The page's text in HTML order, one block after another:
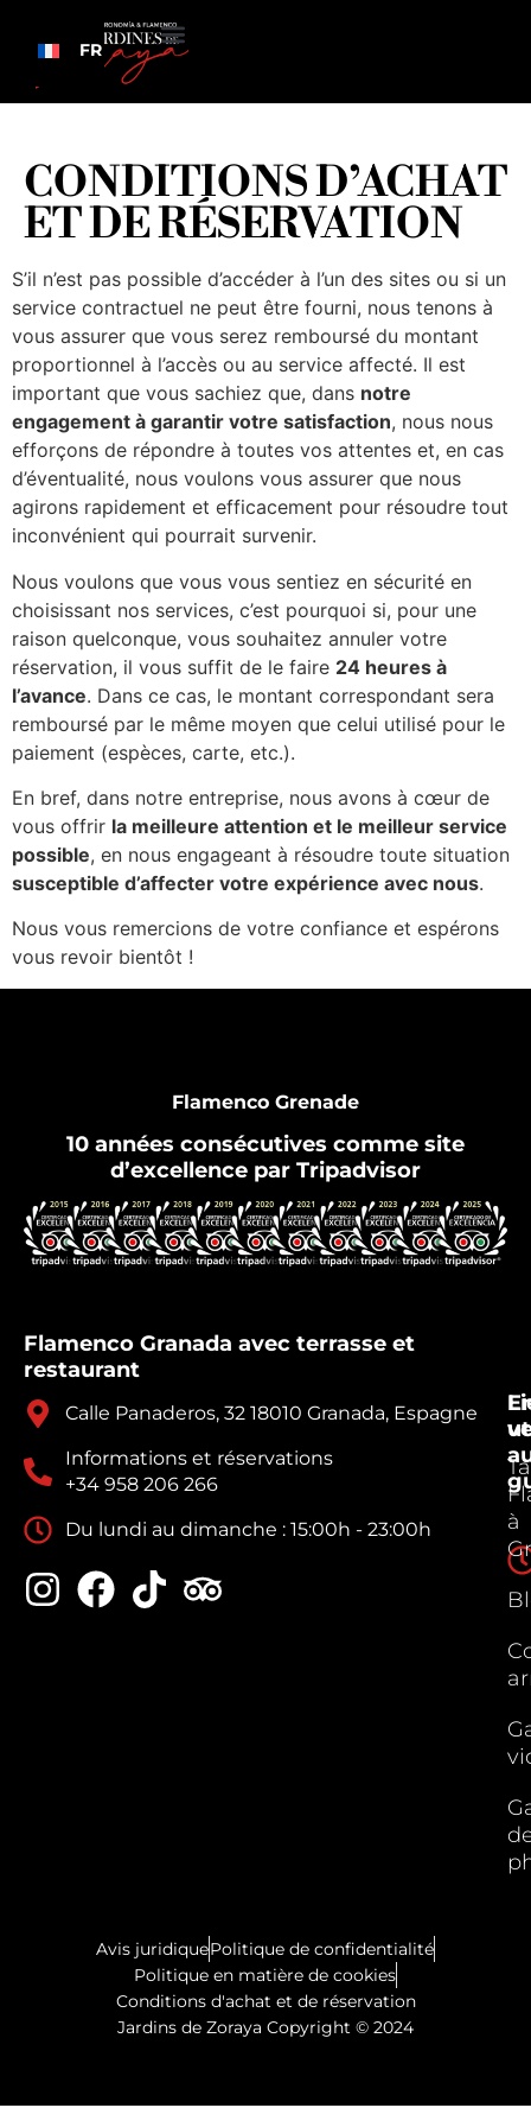
FR
CONDITIONS D’ACHAT
ET DE RÉSERVATION
S’il n’est pas possible d’accéder à l’un des sites ou si un
service contractuel ne peut être fourni, nous tenons à
vous assurer que vous serez remboursé du montant
proportionnel à l’accès ou au service affecté. Il est
important que vous sachiez que, dans notre
engagement à garantir votre satisfaction, nous nous
efforçons de répondre à toutes vos attentes et, en cas
d’éventualité, nous voulons vous assurer que nous
agirons rapidement et efficacement pour résoudre tout
inconvénient qui pourrait survenir.
Nous voulons que vous vous sentiez en sécurité en
choisissant nos services, c’est pourquoi si, pour une
raison quelconque, vous souhaitez annuler votre
réservation, il vous suffit de le faire 24 heures à
l’avance. Dans ce cas, le montant correspondant sera
remboursé par le même moyen que celui utilisé pour le
paiement (espèces, carte, etc.).
En bref, dans notre entreprise, nous avons à cœur de
vous offrir la meilleure attention et le meilleur service
possible, en nous engageant à résoudre toute situation
susceptible d’affecter votre expérience avec nous.
Nous vous remercions de votre confiance et espérons
vous revoir bientôt !
Flamenco Grenade
10 années consécutives comme site
d’excellence par Tripadvisor
Flamenco Granada avec terrasse et
restaurant
Calle Panaderos, 32 18010 Granada, Espagne
Informations et réservations
+34 958 206 266
Du lundi au dimanche : 15:00h - 23:00h
à
Avis juridiquePolitique de confidentialité
Politique en matière de cookies
Conditions d'achat et de réservation
Jardins de Zoraya Copyright © 2024